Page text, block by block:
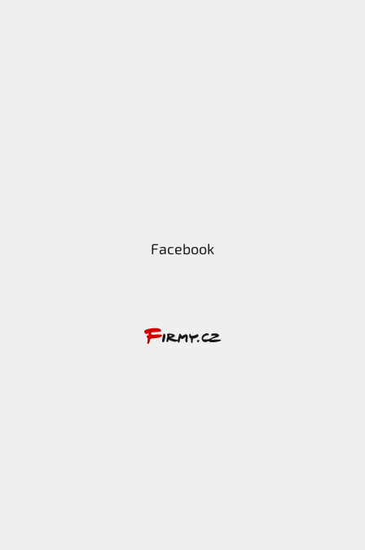
Facebook